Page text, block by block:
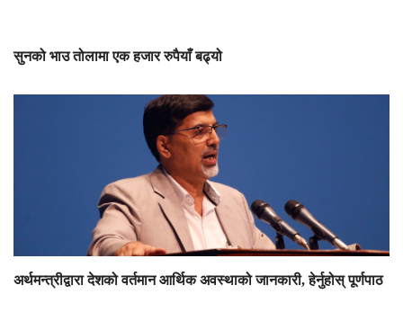
सुनको भाउ तोलामा एक हजार रुपैयाँ बढ्यो
अर्थमन्त्रीद्वारा देशको वर्तमान आर्थिक अवस्थाको जानकारी, हेर्नुहोस् पूर्णपाठ